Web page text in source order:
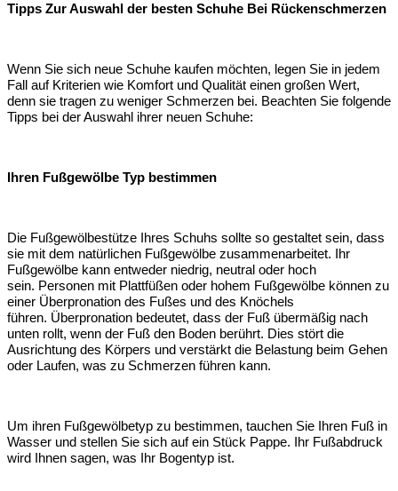
Tipps Zur Auswahl der besten Schuhe Bei Rückenschmerzen
Wenn Sie sich neue Schuhe kaufen möchten, legen Sie in jedem
Fall auf Kriterien wie Komfort und Qualität einen großen Wert,
denn sie tragen zu weniger Schmerzen bei. Beachten Sie folgende
Tipps bei der Auswahl ihrer neuen Schuhe:
Ihren Fußgewölbe Typ bestimmen
Die Fußgewölbestütze Ihres Schuhs sollte so gestaltet sein, dass
sie mit dem natürlichen Fußgewölbe zusammenarbeitet. Ihr
Fußgewölbe kann entweder niedrig, neutral oder hoch
sein. Personen mit Plattfüßen oder hohem Fußgewölbe können zu
einer Überpronation des Fußes und des Knöchels
führen. Überpronation bedeutet, dass der Fuß übermäßig nach
unten rollt, wenn der Fuß den Boden berührt. Dies stört die
Ausrichtung des Körpers und verstärkt die Belastung beim Gehen
oder Laufen, was zu Schmerzen führen kann.
Um ihren Fußgewölbetyp zu bestimmen, tauchen Sie Ihren Fuß in
Wasser und stellen Sie sich auf ein Stück Pappe. Ihr Fußabdruck
wird Ihnen sagen, was Ihr Bogentyp ist.